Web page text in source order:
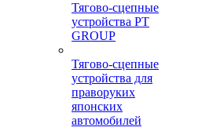
Тягово-сцепные
устройства PT
GROUP
Тягово-сцепные
устройства для
праворуких
японских
автомобилей